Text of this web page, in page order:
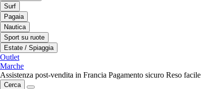
Surf
Pagaia
Nautica
Sport su ruote
Estate / Spiaggia
Outlet
Marche
Assistenza post-vendita in Francia Pagamento sicuro Reso facile
Cerca